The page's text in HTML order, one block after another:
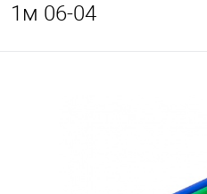
1м 06-04